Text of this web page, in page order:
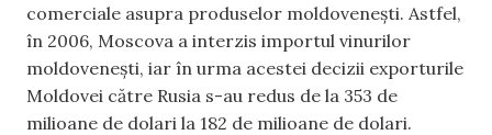
comerciale asupra produselor moldovenești. Astfel,
în 2006, Moscova a interzis importul vinurilor
moldovenești, iar în urma acestei decizii exporturile
Moldovei către Rusia s-au redus de la 353 de
milioane de dolari la 182 de milioane de dolari.